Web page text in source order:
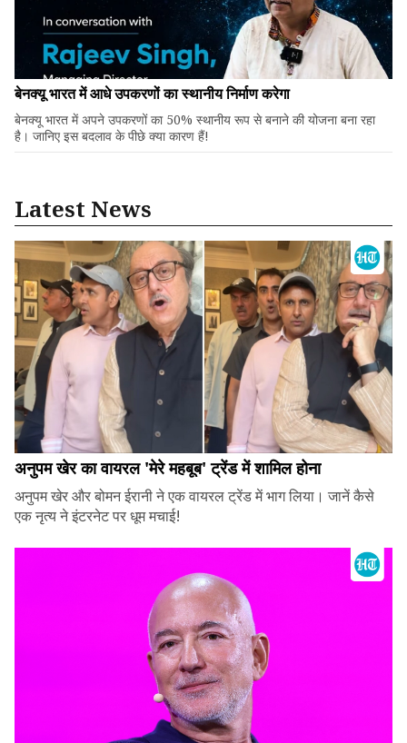
बेनक्यू भारत में आधे उपकरणों का स्थानीय निर्माण करेगा
बेनक्यू भारत में अपने उपकरणों का 50% स्थानीय रूप से बनाने की योजना बना रहा
है। जानिए इस बदलाव के पीछे क्या कारण हैं!
Latest News
अनुपम खेर का वायरल 'मेरे महबूब' ट्रेंड में शामिल होना
अनुपम खेर और बोमन ईरानी ने एक वायरल ट्रेंड में भाग लिया। जानें कैसे
एक नृत्य ने इंटरनेट पर धूम मचाई!